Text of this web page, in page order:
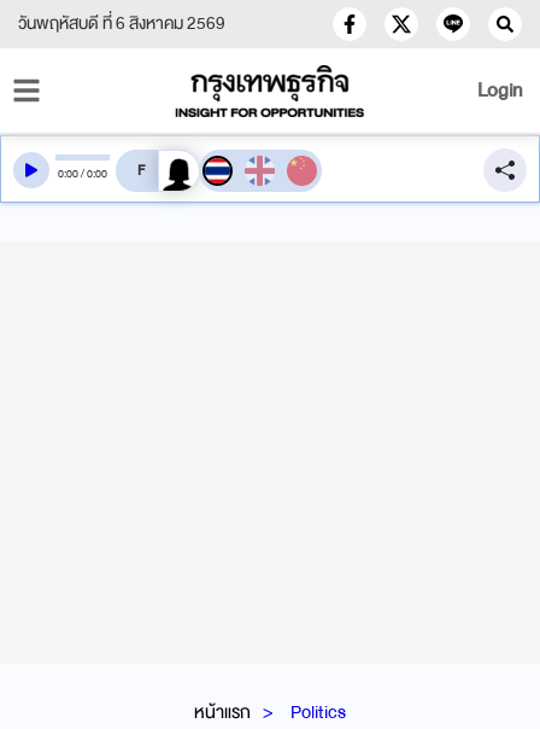
วันพฤหัสบดี ที่ 6 สิงหาคม 2569
Login
หน้าแรก Politics
0:00/0:00 สลับเสียงอ่าน